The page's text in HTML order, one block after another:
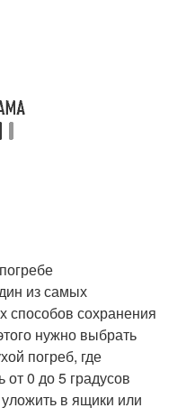
из самых
сохранения
нужно выбрать
погреб, где
от 0 до 5 градусов
в ящики или